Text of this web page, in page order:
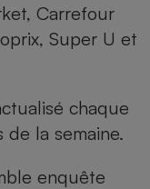
Carrefour
Super U et
chaque
de la semaine.
enquête